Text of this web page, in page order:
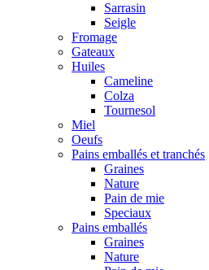
Sarrasin
Seigle
Fromage
Gateaux
Huiles
Cameline
Colza
Tournesol
Miel
Oeufs
Pains emballés et tranchés
Graines
Nature
Pain de mie
Speciaux
Pains emballés
Graines
Nature